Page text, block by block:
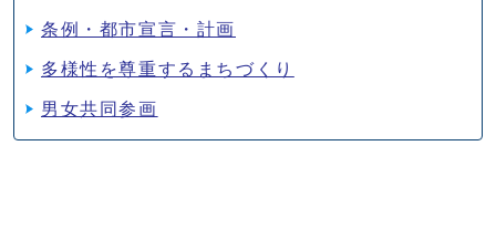
条例・都市宣言・計画
多様性を尊重するまちづくり
男女共同参画